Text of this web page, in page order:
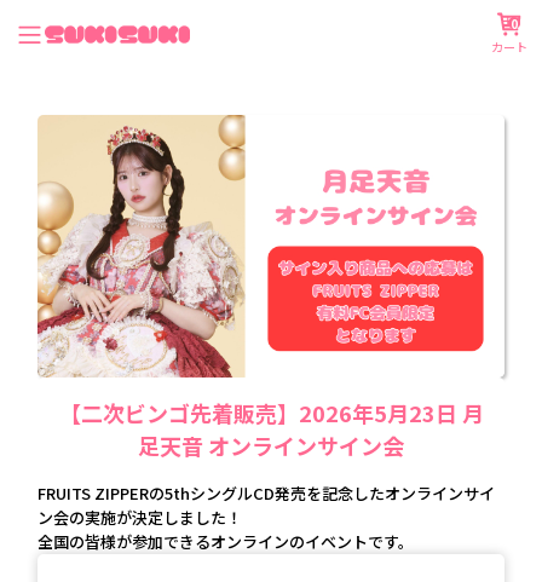
カート
0
【二次ビンゴ先着販売】2026年5月23日 月
足天音 オンラインサイン会
FRUITS ZIPPERの5thシングルCD発売を記念したオンラインサイ
ン会の実施が決定しました！
全国の皆様が参加できるオンラインのイベントです。